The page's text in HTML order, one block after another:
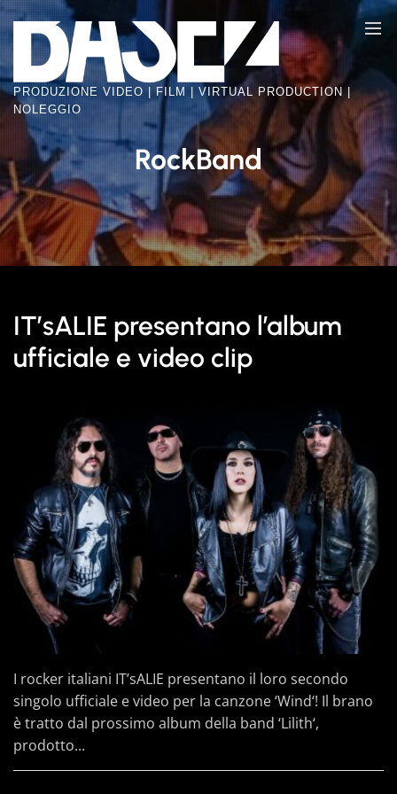
Skip
to
the
content
BASE2
VIDEO
FACTORY
PRODUZIONE VIDEO | FILM | VIRTUAL PRODUCTION |
NOLEGGIO
RockBand
IT’sALIE presentano l’album
ufficiale e video clip
I rocker italiani IT’sALIE presentano il loro secondo
singolo ufficiale e video per la canzone ‘Wind‘! Il brano
è tratto dal prossimo album della band ‘Lilith‘,
prodotto...